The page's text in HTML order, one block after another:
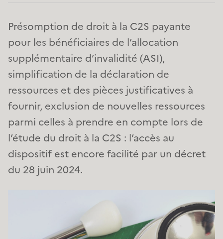
Présomption de droit à la C2S payante
pour les bénéficiaires de l’allocation
supplémentaire d’invalidité (ASI),
simplification de la déclaration de
ressources et des pièces justificatives à
fournir, exclusion de nouvelles ressources
parmi celles à prendre en compte lors de
l’étude du droit à la C2S : l’accès au
dispositif est encore facilité par un décret
du 28 juin 2024.